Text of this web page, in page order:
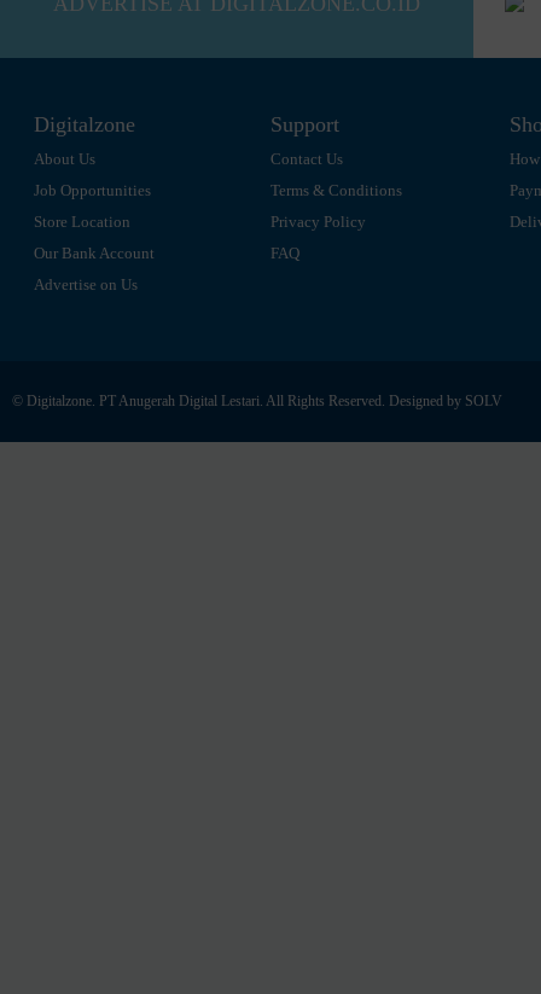
Digitalzone
About Us
Job Opportunities
Store Location
Our Bank Account
Advertise on Us
Support
Contact Us
Terms & Conditions
Privacy Policy
FAQ
© Digitalzone. PT Anugerah Digital Lestari. All Rights Reserved. Designed by SOLV